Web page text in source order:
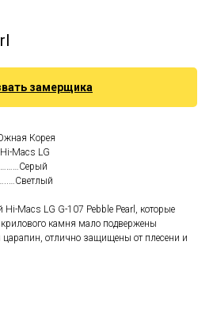
замерщика
Корея
Macs LG
Macs LG G-107 Pebble Pearl, которые
камня мало подвержены
отлично защищены от плесени и